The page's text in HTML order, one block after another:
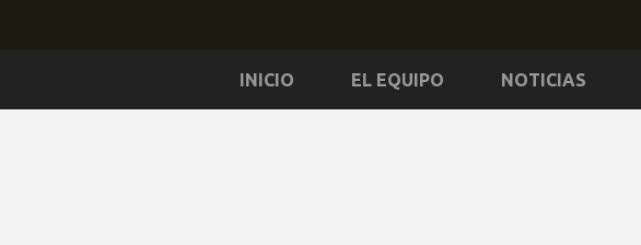
INICIO EL EQUIPO NOTICIAS